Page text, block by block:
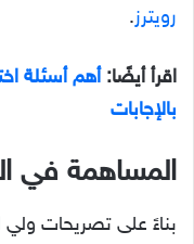
رويترز.
اقرأ أيضًا: أهم أسئلة
بالإجابات
المساهمة في
بناءً على تصريحات ولي